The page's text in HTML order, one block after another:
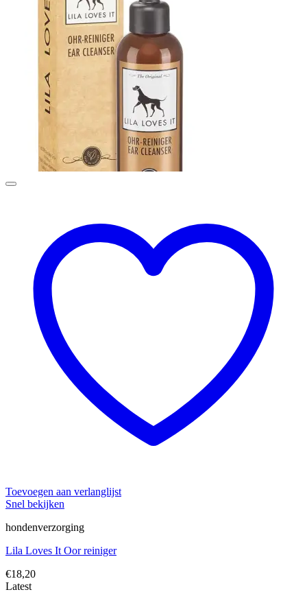
Toevoegen aan verlanglijst
Snel bekijken
hondenverzorging
Lila Loves It Oor reiniger
€18,20
Latest